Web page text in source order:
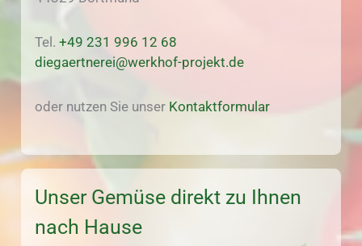
Tel.+49 231 996 12 68
diegaertnerei@werkhof-projekt.de
oder nutzen Sie unser Kontaktformular
Unser Gemüse direkt zu Ihnen
nach Hause